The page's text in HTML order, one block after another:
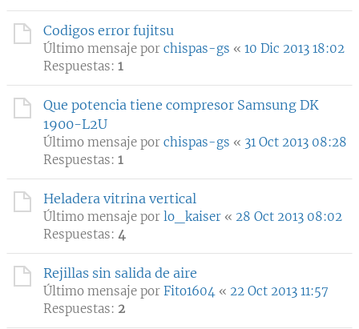
Codigos error fujitsu
Último mensaje por chispas-gs « 10 Dic 2013 18:02
Respuestas: 1
Que potencia tiene compresor Samsung DK
1900-L2U
Último mensaje por chispas-gs « 31 Oct 2013 08:28
Respuestas: 1
Heladera vitrina vertical
Último mensaje por lo_kaiser « 28 Oct 2013 08:02
Respuestas: 4
Rejillas sin salida de aire
Último mensaje por Fito1604 « 22 Oct 2013 11:57
Respuestas: 2